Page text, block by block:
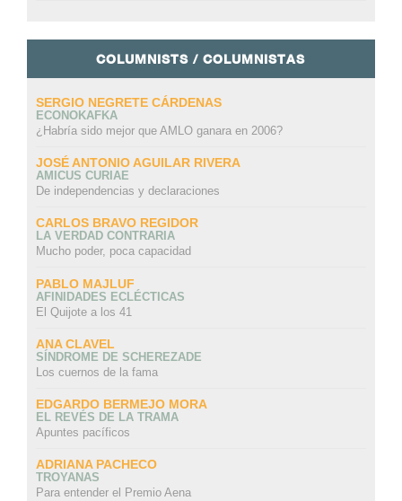
COLUMNISTS / COLUMNISTAS
SERGIO NEGRETE CÁRDENAS
ECONOKAFKA
¿Habría sido mejor que AMLO ganara en 2006?
JOSÉ ANTONIO AGUILAR RIVERA
AMICUS CURIAE
De independencias y declaraciones
CARLOS BRAVO REGIDOR
LA VERDAD CONTRARIA
Mucho poder, poca capacidad
PABLO MAJLUF
AFINIDADES ECLÉCTICAS
El Quijote a los 41
ANA CLAVEL
SÍNDROME DE SCHEREZADE
Los cuernos de la fama
EDGARDO BERMEJO MORA
EL REVÉS DE LA TRAMA
Apuntes pacíficos
ADRIANA PACHECO
TROYANAS
Para entender el Premio Aena